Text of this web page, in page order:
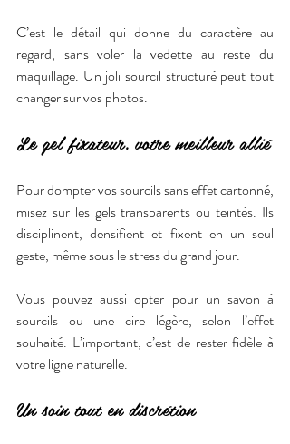
C’est le détail qui donne du caractère au
regard, sans voler la vedette au reste du
maquillage. Un joli sourcil structuré peut tout
changer sur vos photos.
Le gel fixateur, votre meilleur allié
Pour dompter vos sourcils sans effet cartonné,
misez sur les gels transparents ou teintés. Ils
disciplinent, densifient et fixent en un seul
geste, même sous le stress du grand jour.
Vous pouvez aussi opter pour un savon à
sourcils ou une cire légère, selon l’effet
souhaité. L’important, c’est de rester fidèle à
votre ligne naturelle.
Un soin tout en discrétion